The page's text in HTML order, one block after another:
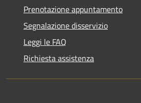
Prenotazione appuntamento
Segnalazione disservizio
Leggi le FAQ
Richiesta assistenza